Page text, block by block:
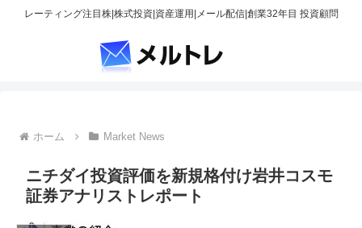
レーティング注目株|株式投資|資産運用|メール配信|創業32年目 投資顧問
ホーム Market News
ニチダイ投資評価を新規格付け岩井コスモ
証券アナリストレポート